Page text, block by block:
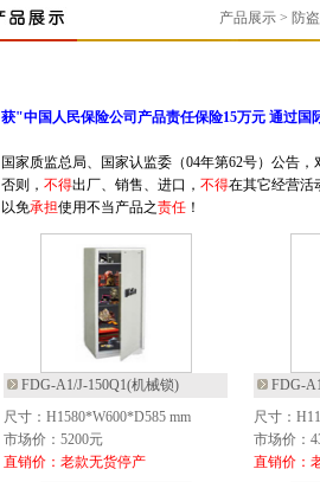
产品展示 > 防
获"中国人民保险公司产品责任保险15万元 通过国
国家质监总局、国家认监委（04年第62号）公告，
否则， 不得出厂、销售、进口， 不得在其它经营活
以免承担使用不当产品之责任 ！
FDG-A1/J-150Q1(机械锁)
尺寸：H1580*W600*D585 mm
市场价：5200元
直销价：老款无货停产
FDG-
尺寸：
市场价：
直销价：